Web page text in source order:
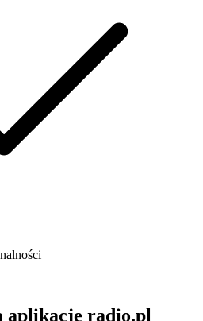
aplikację radio.pl